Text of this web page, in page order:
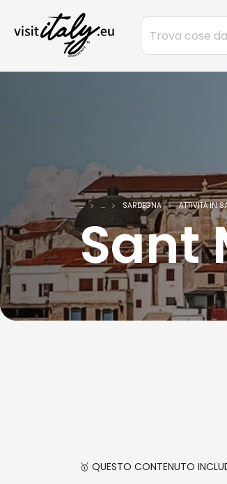
... ... SARDEGNA ATTIVITÀ IN
Sant
🥇 QUESTO CONTENUTO